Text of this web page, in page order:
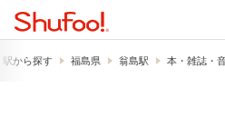
駅から探す 福島県 翁島駅 本・雑誌・